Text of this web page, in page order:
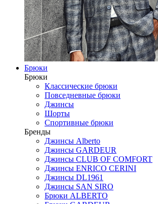
Брюки
Брюки
Классические брюки
Повседневные брюки
Джинсы
Шорты
Спортивные брюки
Бренды
Джинсы Alberto
Джинсы GARDEUR
Джинсы CLUB OF COMFORT
Джинсы ENRICO CERINI
Джинсы DL1961
Джинсы SAN SIRO
Брюки ALBERTO